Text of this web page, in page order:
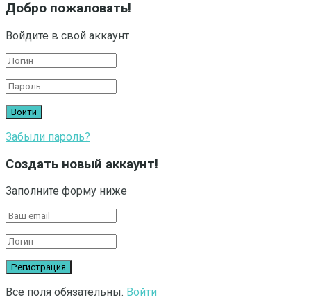
Добро пожаловать!
Войдите в свой аккаунт
Забыли пароль?
Создать новый аккаунт!
Заполните форму ниже
Все поля обязательны. Войти